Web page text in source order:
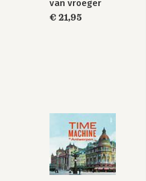
van vroeger
€ 21,95